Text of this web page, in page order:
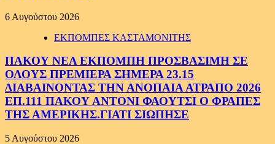
6 Αυγούστου 2026
ΕΚΠΟΜΠΕΣ ΚΑΣΤΑΜΟΝΙΤΗΣ
ΠΑΚΟΥ ΝΕΑ ΕΚΠΟΜΠΗ ΠΡΟΣΒΑΣΙΜΗ ΣΕ
ΟΛΟΥΣ ΠΡΕΜΙΕΡΑ ΣΗΜΕΡΑ 23.15
ΔΙΑΒΑΙΝΟΝΤΑΣ ΤΗΝ ΑΝΟΠΑΙΑ ΑΤΡΑΠΟ 2026
ΕΠ.111 ΠΑΚΟΥ ΑΝΤΟΝΙ ΦΑΟΥΤΣΙ Ο ΦΡΑΠΕΣ
ΤΗΣ ΑΜΕΡΙΚΗΣ.ΓΙΑΤΙ ΣΙΩΠΗΣΕ
5 Αυγούστου 2026